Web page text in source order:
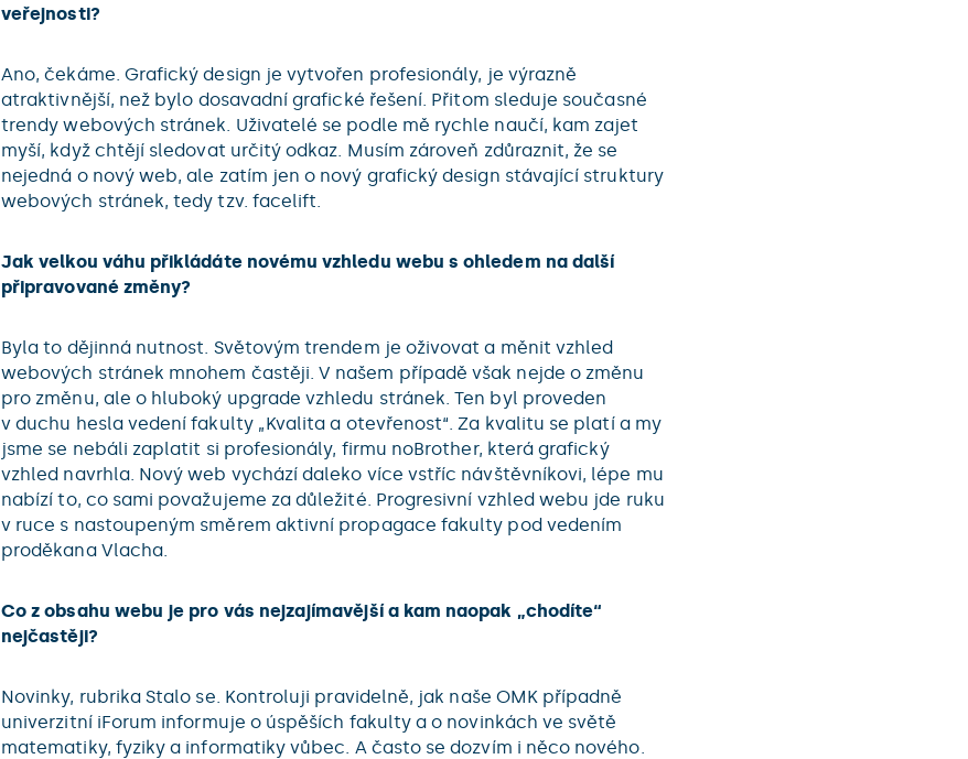
veřejnosti?
Ano, čekáme. Grafický design je vytvořen profesionály, je výrazně
atraktivnější, než bylo dosavadní grafické řešení. Přitom sleduje současné
trendy webových stránek. Uživatelé se podle mě rychle naučí, kam zajet
myší, když chtějí sledovat určitý odkaz. Musím zároveň zdůraznit, že se
nejedná o nový web, ale zatím jen o nový grafický design stávající struktury
webových stránek, tedy tzv. facelift.
Jak velkou váhu přikládáte novému vzhledu webu s ohledem na další
připravované změny?
Byla to dějinná nutnost. Světovým trendem je oživovat a měnit vzhled
webových stránek mnohem častěji. V našem případě však nejde o změnu
pro změnu, ale o hluboký upgrade vzhledu stránek. Ten byl proveden
v duchu hesla vedení fakulty „Kvalita a otevřenost“. Za kvalitu se platí a my
jsme se nebáli zaplatit si profesionály, firmu noBrother, která grafický
vzhled navrhla. Nový web vychází daleko více vstříc návštěvníkovi, lépe mu
nabízí to, co sami považujeme za důležité. Progresivní vzhled webu jde ruku
v ruce s nastoupeným směrem aktivní propagace fakulty pod vedením
proděkana Vlacha.
Co z obsahu webu je pro vás nejzajímavější a kam naopak „chodíte“
nejčastěji?
Novinky, rubrika Stalo se. Kontroluji pravidelně, jak naše OMK případně
univerzitní iForum informuje o úspěších fakulty a o novinkách ve světě
matematiky, fyziky a informatiky vůbec. A často se dozvím i něco nového.